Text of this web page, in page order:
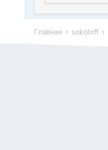
Главная sokoloff